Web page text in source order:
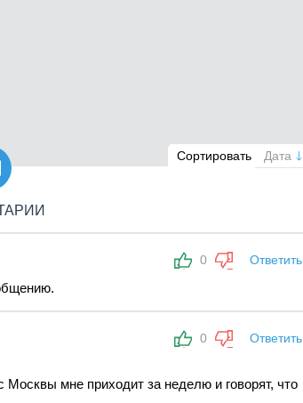
Сортировать Дата
0 Ответить
0 Ответить
мне приходит за неделю и говорят, что